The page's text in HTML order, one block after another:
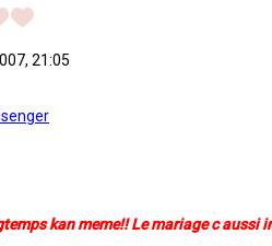
21:05
kan meme!! Le mariage c aussi